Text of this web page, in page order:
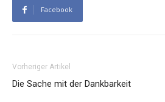
Facebook
Vorheriger Artikel
Die Sache mit der Dankbarkeit